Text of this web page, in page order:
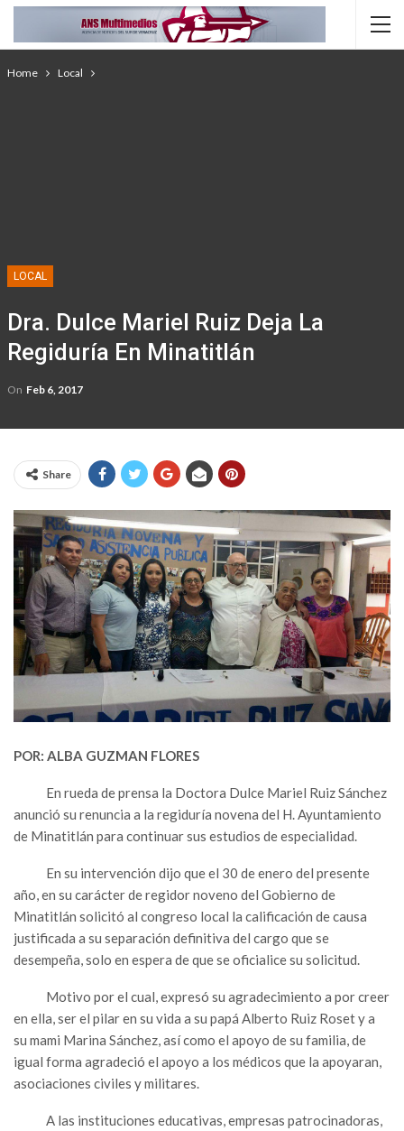
Home Local
LOCAL
Dra. Dulce Mariel Ruiz Deja La
Regiduría En Minatitlán
On Feb 6, 2017
Share
POR: ALBA GUZMAN FLORES
En rueda de prensa la Doctora Dulce Mariel Ruiz Sánchez
anunció su renuncia a la regiduría novena del H. Ayuntamiento
de Minatitlán para continuar sus estudios de especialidad.
En su intervención dijo que el 30 de enero del presente
año, en su carácter de regidor noveno del Gobierno de
Minatitlán solicitó al congreso local la calificación de causa
justificada a su separación definitiva del cargo que se
desempeña, solo en espera de que se oficialice su solicitud.
Motivo por el cual, expresó su agradecimiento a por creer
en ella, ser el pilar en su vida a su papá Alberto Ruiz Roset y a
su mami Marina Sánchez, así como el apoyo de su familia, de
igual forma agradeció el apoyo a los médicos que la apoyaran,
asociaciones civiles y militares.
A las instituciones educativas, empresas patrocinadoras,